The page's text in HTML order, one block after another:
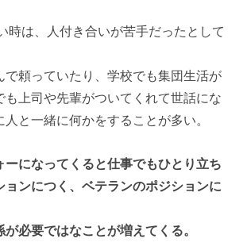
時は、人付き合いが苦手だったとして
で頼っていたり、学校でも集団生活が
も上司や先輩がついてくれて世話にな
と一緒に何かをすることが多い。
ーになってくると仕事でもひとり立ち
ョンにつく、ベテランのポジションに
が必要ではなことが増えてくる。